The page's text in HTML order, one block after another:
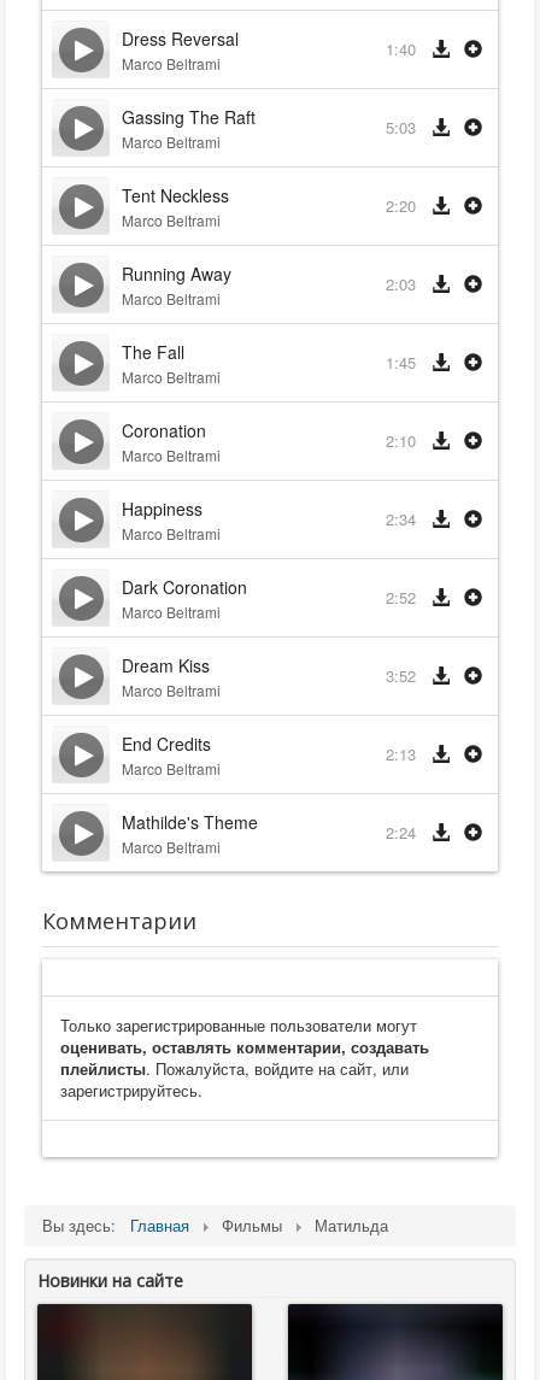
Dress Reversal
Marco Beltrami
1:40
Gassing The Raft
Marco Beltrami
5:03
Tent Neckless
Marco Beltrami
2:20
Running Away
Marco Beltrami
2:03
The Fall
Marco Beltrami
1:45
Coronation
Marco Beltrami
2:10
Happiness
Marco Beltrami
2:34
Dark Coronation
Marco Beltrami
2:52
Dream Kiss
Marco Beltrami
3:52
End Credits
Marco Beltrami
2:13
Mathilde's Theme
Marco Beltrami
2:24
Комментарии
Только зарегистрированные пользователи могут
оценивать, оставлять комментарии, создавать
плейлисты. Пожалуйста, войдите на сайт, или
зарегистрируйтесь.
Вы здесь: Главная Фильмы Матильда
Новинки на сайте